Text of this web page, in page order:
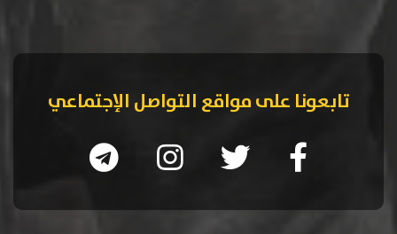
تابعونا على مواقع التواصل الإجتماعي